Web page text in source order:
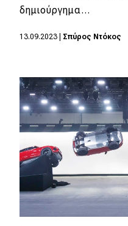
δημιούργημα…
13.09.2023 Σπύρος Ντόκος